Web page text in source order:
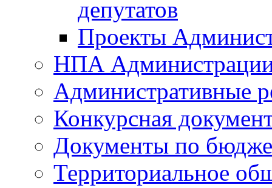
депутатов
Проекты
НПА
Административные
Конкурсная
Документы по
Территориальное